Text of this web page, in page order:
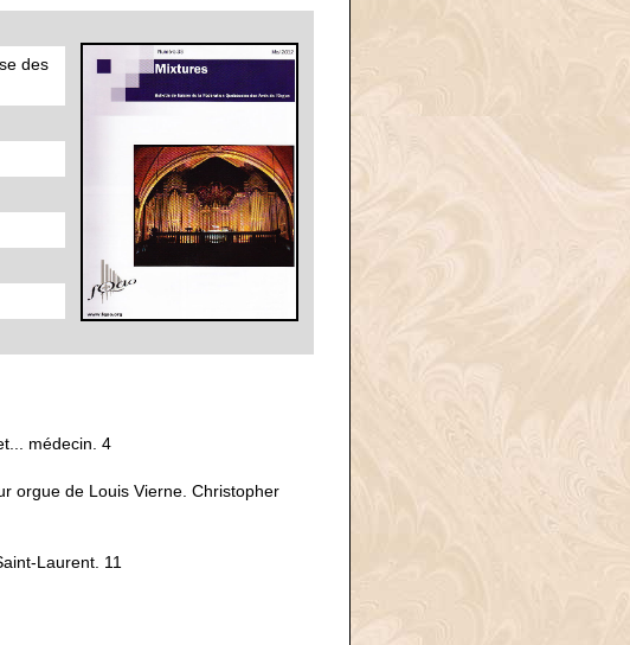
des
médecin. 4
orgue de Louis Vierne. Christopher
Laurent. 11